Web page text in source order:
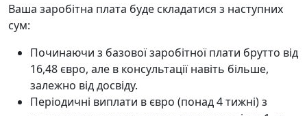
Ваша заробітна плата буде складатися з наступних
сум:
Починаючи з базової заробітної плати брутто від
16,48 євро, але в консультації навіть більше,
залежно від досвіду.
Періодичні виплати в євро (понад 4 тижні) з